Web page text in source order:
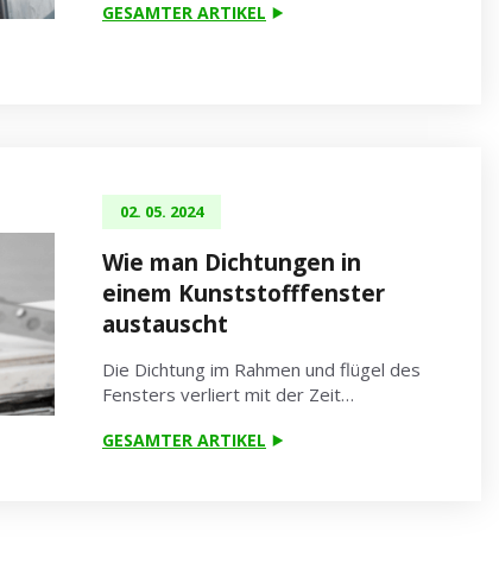
GESAMTER ARTIKEL
02. 05. 2024
Wie man Dichtungen in
einem Kunststofffenster
austauscht
Die Dichtung im Rahmen und flügel des
Fensters verliert mit der Zeit…
GESAMTER ARTIKEL